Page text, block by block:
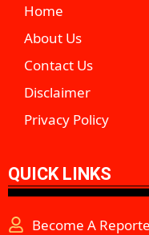
Home
About Us
Contact Us
Disclaimer
Privacy Policy
QUICK LINKS
Become A